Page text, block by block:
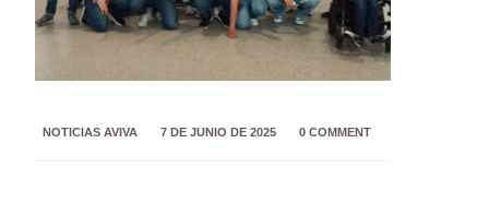
NOTICIAS AVIVA 7 DE JUNIO DE 2025 0 COMMENT